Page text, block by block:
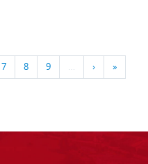
7 8 9 … › »